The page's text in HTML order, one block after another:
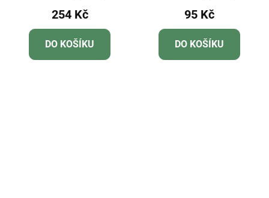
254 Kč
DO KOŠÍKU
95 Kč
DO KOŠÍKU